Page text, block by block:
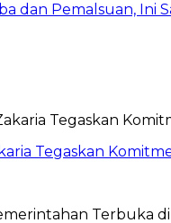
dan Pemalsuan,
Tegaskan